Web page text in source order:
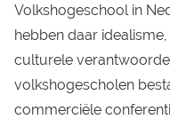
Volkshogeschool in
hebben daar
culturele
volkshogescholen
commerciële